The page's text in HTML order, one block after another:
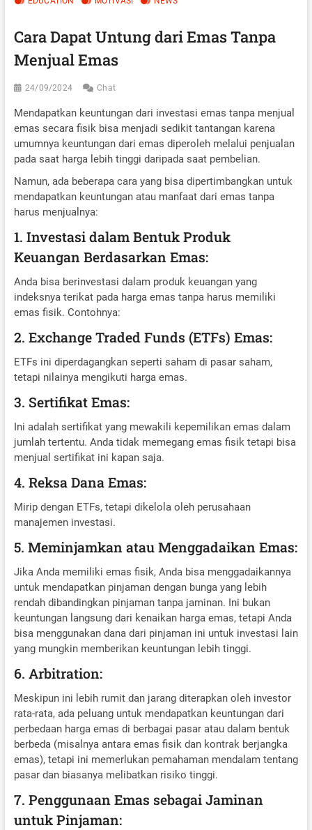
Cara Dapat Untung dari Emas Tanpa
Menjual Emas
24/09/2024 Chat
Mendapatkan keuntungan dari investasi emas tanpa menjual
emas secara fisik bisa menjadi sedikit tantangan karena
umumnya keuntungan dari emas diperoleh melalui penjualan
pada saat harga lebih tinggi daripada saat pembelian.
Namun, ada beberapa cara yang bisa dipertimbangkan untuk
mendapatkan keuntungan atau manfaat dari emas tanpa
harus menjualnya:
1. Investasi dalam Bentuk Produk
Keuangan Berdasarkan Emas:
Anda bisa berinvestasi dalam produk keuangan yang
indeksnya terikat pada harga emas tanpa harus memiliki
emas fisik. Contohnya:
2. Exchange Traded Funds (ETFs) Emas:
ETFs ini diperdagangkan seperti saham di pasar saham,
tetapi nilainya mengikuti harga emas.
3. Sertifikat Emas:
Ini adalah sertifikat yang mewakili kepemilikan emas dalam
jumlah tertentu. Anda tidak memegang emas fisik tetapi bisa
menjual sertifikat ini kapan saja.
4. Reksa Dana Emas:
Mirip dengan ETFs, tetapi dikelola oleh perusahaan
manajemen investasi.
5. Meminjamkan atau Menggadaikan Emas:
Jika Anda memiliki emas fisik, Anda bisa menggadaikannya
untuk mendapatkan pinjaman dengan bunga yang lebih
rendah dibandingkan pinjaman tanpa jaminan. Ini bukan
keuntungan langsung dari kenaikan harga emas, tetapi Anda
bisa menggunakan dana dari pinjaman ini untuk investasi lain
yang mungkin memberikan keuntungan lebih tinggi.
6. Arbitration:
Meskipun ini lebih rumit dan jarang diterapkan oleh investor
rata-rata, ada peluang untuk mendapatkan keuntungan dari
perbedaan harga emas di berbagai pasar atau dalam bentuk
berbeda (misalnya antara emas fisik dan kontrak berjangka
emas), tetapi ini memerlukan pemahaman mendalam tentang
pasar dan biasanya melibatkan risiko tinggi.
7. Penggunaan Emas sebagai Jaminan
untuk Pinjaman: